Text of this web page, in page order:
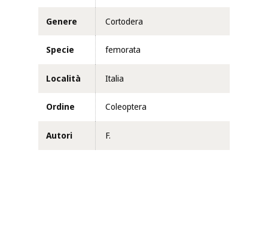
Genere Cortodera
Specie femorata
Località Italia
Ordine Coleoptera
Autori F.